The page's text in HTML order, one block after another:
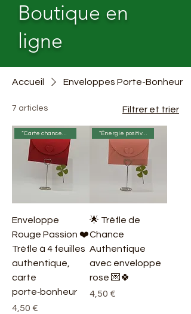
Boutique en
ligne
Accueil Enveloppes Porte-Bonheur
7 articles Filtrer et trier
“Carte chanceuse”
Enveloppe
Rouge Passion ❤️
Trèfle à 4 feuilles
authentique,
carte
porte‑bonheur
Prix
4,50 €
"Énergie positive ✨🌟😊"
🌟 Trèfle de
Chance
Authentique
avec enveloppe
rose 💌🍀
Prix
4,50 €